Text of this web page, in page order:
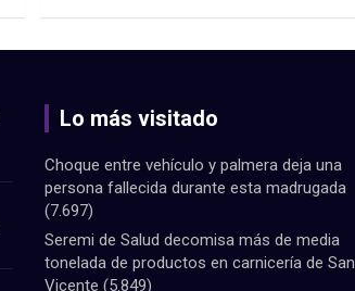
Lo más visitado
Choque entre vehículo y palmera deja una
persona fallecida durante esta madrugada
(7.697)
Seremi de Salud decomisa más de media
tonelada de productos en carnicería de San
Vicente (5.849)